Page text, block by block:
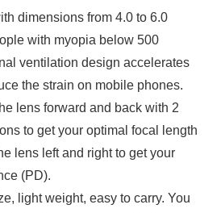
dimensions from 4.0 to 6.0
with myopia below 500
ventilation design accelerates
the strain on mobile phones.
lens forward and back with 2
to get your optimal focal length
lens left and right to get your
(PD).
light weight, easy to carry. You